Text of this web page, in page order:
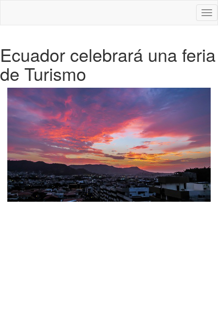
Ecuador celebrará una feria
de Turismo